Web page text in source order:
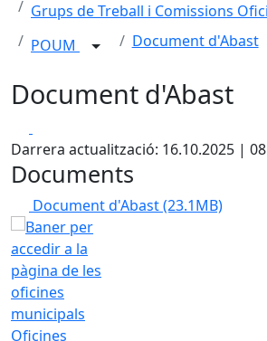
Grups de Treball i Comissions
POUM
Document d'Abast
Document d'Abast
Darrera actualització: 16.10.2025 |
Documents
Document d'Abast(23.1MB)
Oficines